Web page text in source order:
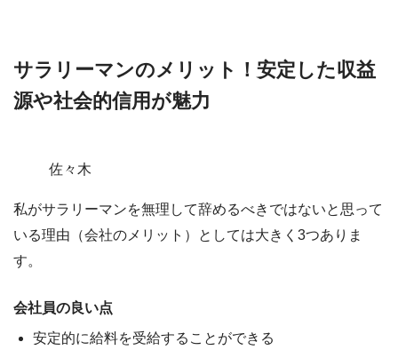
サラリーマンのメリット！安定した収益
源や社会的信用が魅力
佐々木
私がサラリーマンを無理して辞めるべきではないと思って
いる理由（会社のメリット）としては大きく3つありま
す。
会社員の良い点
安定的に給料を受給することができる